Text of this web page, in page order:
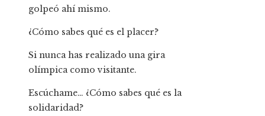
golpeó ahí mismo.
¿Cómo sabes qué es el placer?
Si nunca has realizado una gira
olímpica como visitante.
Escúchame… ¿Cómo sabes qué es la
solidaridad?